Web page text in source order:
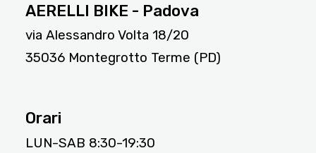
AERELLI BIKE - Padova
via Alessandro Volta 18/20
35036 Montegrotto Terme (PD)
Orari
LUN-SAB 8:30-19:30